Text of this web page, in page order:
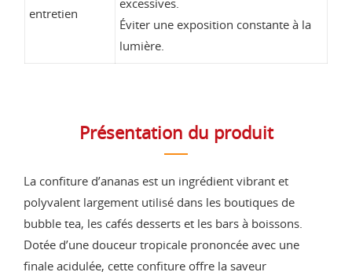
entretien
Éviter une exposition constante à la
lumière.
Présentation du produit
La confiture d’ananas est un ingrédient vibrant et
polyvalent largement utilisé dans les boutiques de
bubble tea, les cafés desserts et les bars à boissons.
Dotée d’une douceur tropicale prononcée avec une
finale acidulée, cette confiture offre la saveur